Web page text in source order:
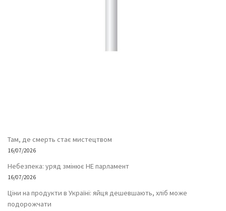
Там, де смерть стає мистецтвом
16/07/2026
Небезпека: уряд змінює НЕ парламент
16/07/2026
Ціни на продукти в Україні: яйця дешевшають, хліб може
подорожчати